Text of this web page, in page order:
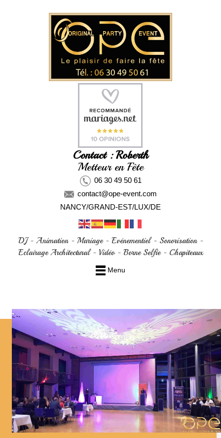
Contact : Roberth
Metteur en Fête
06 30 49 50 61
contact@ope-event.com
NANCY/GRAND-EST/LUX/DE
DJ - Animation - Mariage - Evénementiel - Sonorisation -
Eclairage Architectural - Vidéo - Borne Selfie - Chapiteaux
Menu